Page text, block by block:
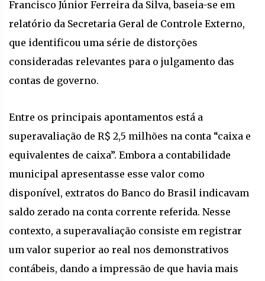
Francisco Júnior Ferreira da Silva, baseia-se em
relatório da Secretaria Geral de Controle Externo,
que identificou uma série de distorções
consideradas relevantes para o julgamento das
contas de governo.
Entre os principais apontamentos está a
superavaliação de R$ 2,5 milhões na conta “caixa e
equivalentes de caixa”. Embora a contabilidade
municipal apresentasse esse valor como
disponível, extratos do Banco do Brasil indicavam
saldo zerado na conta corrente referida. Nesse
contexto, a superavaliação consiste em registrar
um valor superior ao real nos demonstrativos
contábeis, dando a impressão de que havia mais